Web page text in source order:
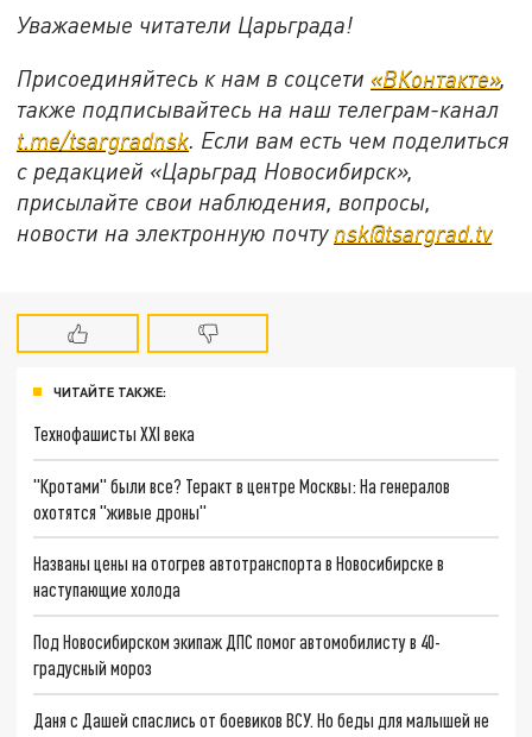
Уважаемые читатели Царьграда!
Присоединяйтесь к нам в соцсети «ВКонтакте»,
также подписывайтесь на наш телеграм-канал
t.me/tsargradnsk. Если вам есть чем поделиться
с редакцией «Царьград Новосибирск»,
присылайте свои наблюдения, вопросы,
новости на электронную почту nsk@tsargrad.tv
ЧИТАЙТЕ ТАКЖЕ:
Технофашисты XXI века
"Кротами" были все? Теракт в центре Москвы: На генералов
охотятся "живые дроны"
Названы цены на отогрев автотранспорта в Новосибирске в
наступающие холода
Под Новосибирском экипаж ДПС помог автомобилисту в 40-
градусный мороз
Даня с Дашей спаслись от боевиков ВСУ. Но беды для малышей не